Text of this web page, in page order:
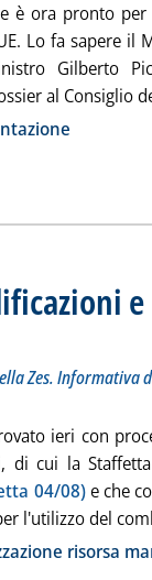
è ora pronto per
Lo fa sapere il
Gilberto
al Consiglio
e
e Umbria nella Zes.
Zes. Informativa
ieri con
di cui la
04/08)e che
l'utilizzo del
risorsa